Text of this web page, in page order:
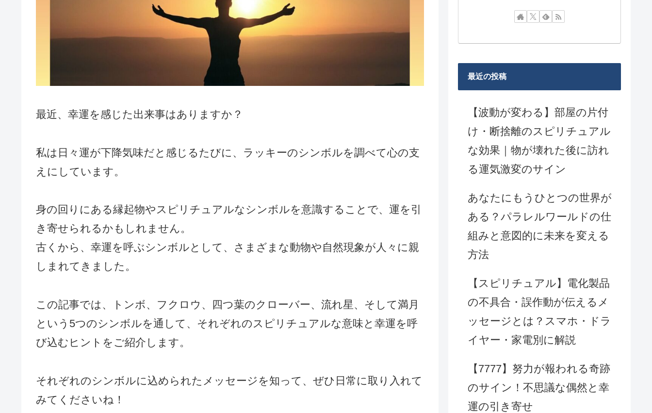
最近、幸運を感じた出来事はありますか？
私は日々運が下降気味だと感じるたびに、ラッキーのシンボルを調べて心の支
えにしています。
身の回りにある縁起物やスピリチュアルなシンボルを意識することで、運を引
き寄せられるかもしれません。
古くから、幸運を呼ぶシンボルとして、さまざまな動物や自然現象が人々に親
しまれてきました。
この記事では、トンボ、フクロウ、四つ葉のクローバー、流れ星、そして満月
という5つのシンボルを通して、それぞれのスピリチュアルな意味と幸運を呼
び込むヒントをご紹介します。
それぞれのシンボルに込められたメッセージを知って、ぜひ日常に取り入れて
みてくださいね！
最近の投稿
【波動が変わる】部屋の片付
け・断捨離のスピリチュアル
な効果｜物が壊れた後に訪れ
る運気激変のサイン
あなたにもうひとつの世界が
ある？パラレルワールドの仕
組みと意図的に未来を変える
方法
【スピリチュアル】電化製品
の不具合・誤作動が伝えるメ
ッセージとは？スマホ・ドラ
イヤー・家電別に解説
【7777】努力が報われる奇跡
のサイン！不思議な偶然と幸
運の引き寄せ